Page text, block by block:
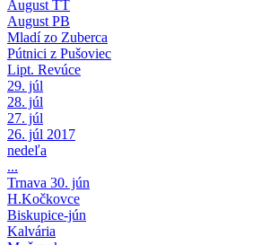
August TT
August PB
Mladí zo Zuberca
Pútnici z Pušoviec
Lipt. Revúce
29. júl
28. júl
27. júl
26. júl 2017
nedeľa
...
Trnava 30. jún
H.Kočkovce
Biskupice-jún
Kalvária